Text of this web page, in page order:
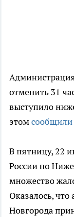
отменить 31
выступило
этомсообщили
В пятницу, 22
России по
множество
Оказалось,
Новгорода